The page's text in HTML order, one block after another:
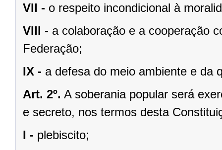
VII - o respeito incondicional à
VIII - a colaboração e a cooperação
Federação;
IX - a defesa do meio ambiente e da
Art. 2º. A soberania popular será
e secreto, nos termos desta
I - plebiscito;